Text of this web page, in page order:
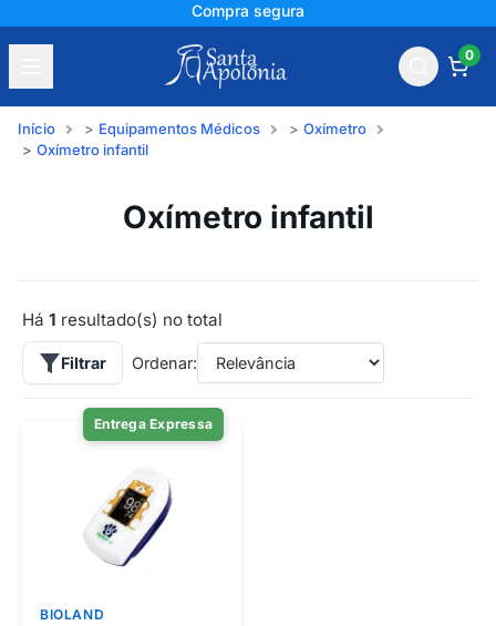
Compra segura
0
Início Equipamentos Médicos
Oxímetro
Oxímetro infantil
Oxímetro infantil
Há 1 resultado(s) no total
Filtrar Ordenar:
Entrega Expressa
BIOLAND